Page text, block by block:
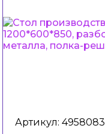
Артикул: